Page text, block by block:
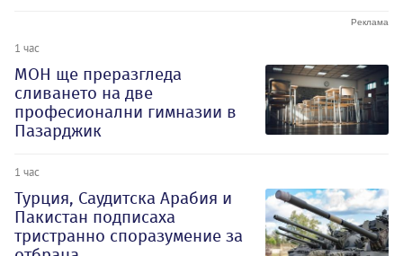
1 час
МОН ще преразгледа
сливането на две
професионални гимназии в
Пазарджик
1 час
Турция, Саудитска Арабия и
Пакистан подписаха
тристранно споразумение за